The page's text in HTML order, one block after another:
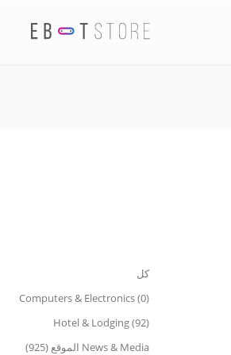
كل
Computers & Electronics (0)
Hotel & Lodging (92)
News & Media الموقع (925)